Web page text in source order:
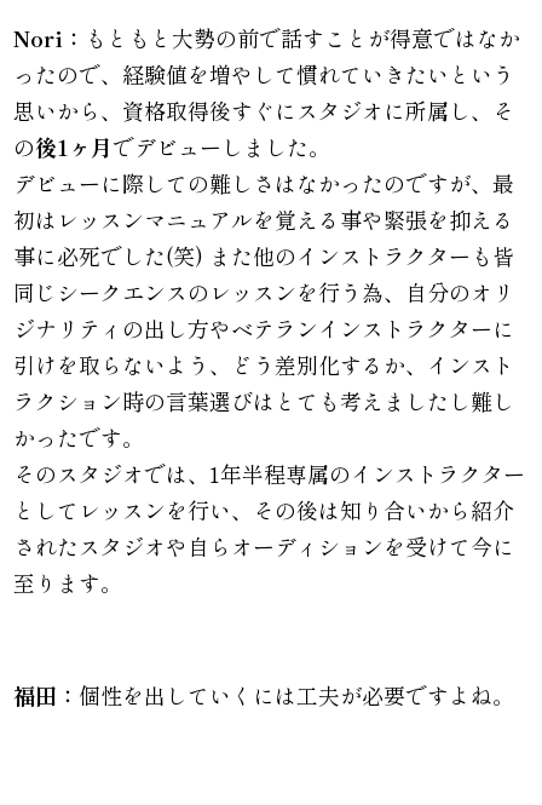
Nori： もともと大勢の前で話すことが得意ではなか
ったので、経験値を増やして慣れていきたいという
思いから、資格取得後すぐにスタジオに所属し、そ
の後1ヶ月でデビューしました。
デビューに際しての難しさはなかったのですが、最
初はレッスンマニュアルを覚える事や緊張を抑える
事に必死でした(笑) また他のインストラクターも皆
同じシークエンスのレッスンを行う為、自分のオリ
ジナリティの出し方やベテランインストラクターに
引けを取らないよう、どう差別化するか、インスト
ラクション時の言葉選びはとても考えましたし難し
かったです。
そのスタジオでは、1年半程専属のインストラクター
としてレッスンを行い、その後は知り合いから紹介
されたスタジオや自らオーディションを受けて今に
至ります。
福田： 個性を出していくには工夫が必要ですよね。